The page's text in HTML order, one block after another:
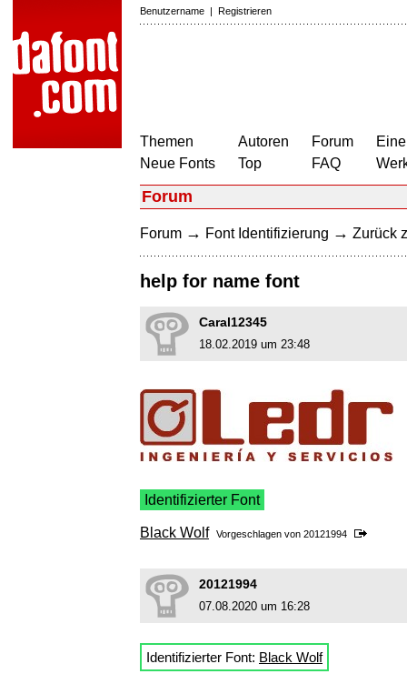
Benutzername | Registrieren
Themen
Neue Fonts
Autoren
Top
Forum
FAQ
Forum
Forum → Font Identifizierung → Zurück
help for name font
Caral12345
18.02.2019 um 23:48
Identifizierter Font
Black Wolf Vorgeschlagen von 20121994
20121994
07.08.2020 um 16:28
Identifizierter Font: Black Wolf